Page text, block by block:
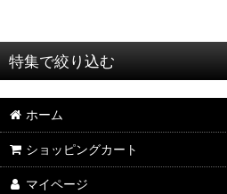
並び順 :
特集で絞り込む
【業務用 お取引先様専用】
よしやす歳末市
すきやきしゃぶしゃぶ
ホーム
ショッピングカート
マイページ